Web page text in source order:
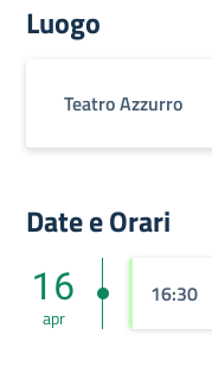
Luogo
Teatro Azzurro
Date e Orari
16
apr
16:30